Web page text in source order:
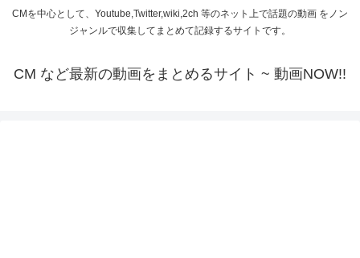
CMを中心として、Youtube,Twitter,wiki,2ch 等のネット上で話題の動画 をノン
ジャンルで収集してまとめて記録するサイトです。
CM など最新の動画をまとめるサイト ~ 動画NOW!!